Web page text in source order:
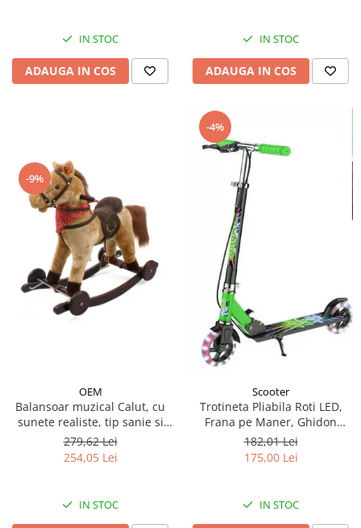
IN STOC
ADAUGA IN COS
IN STOC
ADAUGA IN COS
-9%
OEM
Balansoar muzical Calut, cu
sunete realiste, tip sanie si
roti - Crem
279,62 Lei
254,05 Lei
IN STOC
-4%
Scooter
Trotineta Pliabila Roti LED,
Frana pe Maner, Ghidon
Reglabil - Verde
182,01 Lei
175,00 Lei
IN STOC